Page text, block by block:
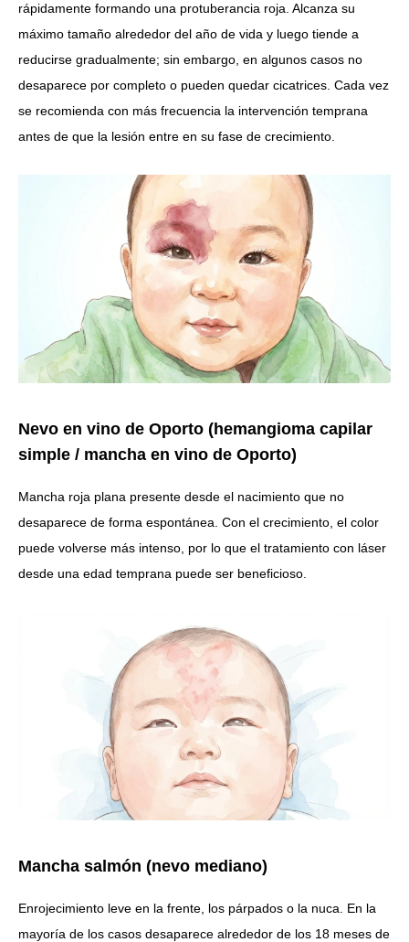
rápidamente formando una protuberancia roja. Alcanza su
máximo tamaño alrededor del año de vida y luego tiende a
reducirse gradualmente; sin embargo, en algunos casos no
desaparece por completo o pueden quedar cicatrices. Cada vez
se recomienda con más frecuencia la intervención temprana
antes de que la lesión entre en su fase de crecimiento.
Nevo en vino de Oporto (hemangioma capilar
simple / mancha en vino de Oporto)
Mancha roja plana presente desde el nacimiento que no
desaparece de forma espontánea. Con el crecimiento, el color
puede volverse más intenso, por lo que el tratamiento con láser
desde una edad temprana puede ser beneficioso.
Mancha salmón (nevo mediano)
Enrojecimiento leve en la frente, los párpados o la nuca. En la
mayoría de los casos desaparece alrededor de los 18 meses de